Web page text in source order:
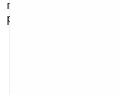
просто положить
работает на основе